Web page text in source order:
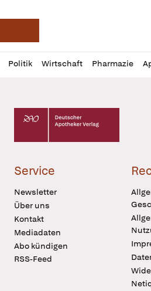
Deutsche Apotheker
Politik Wirtschaft Pharmazie
Profil
öffnen
Daz
Pur
Deutscher Apotheker Verlag
Service
Newsletter
Über uns
Kontakt
Mediadaten
Abo kündigen
RSS-Feed